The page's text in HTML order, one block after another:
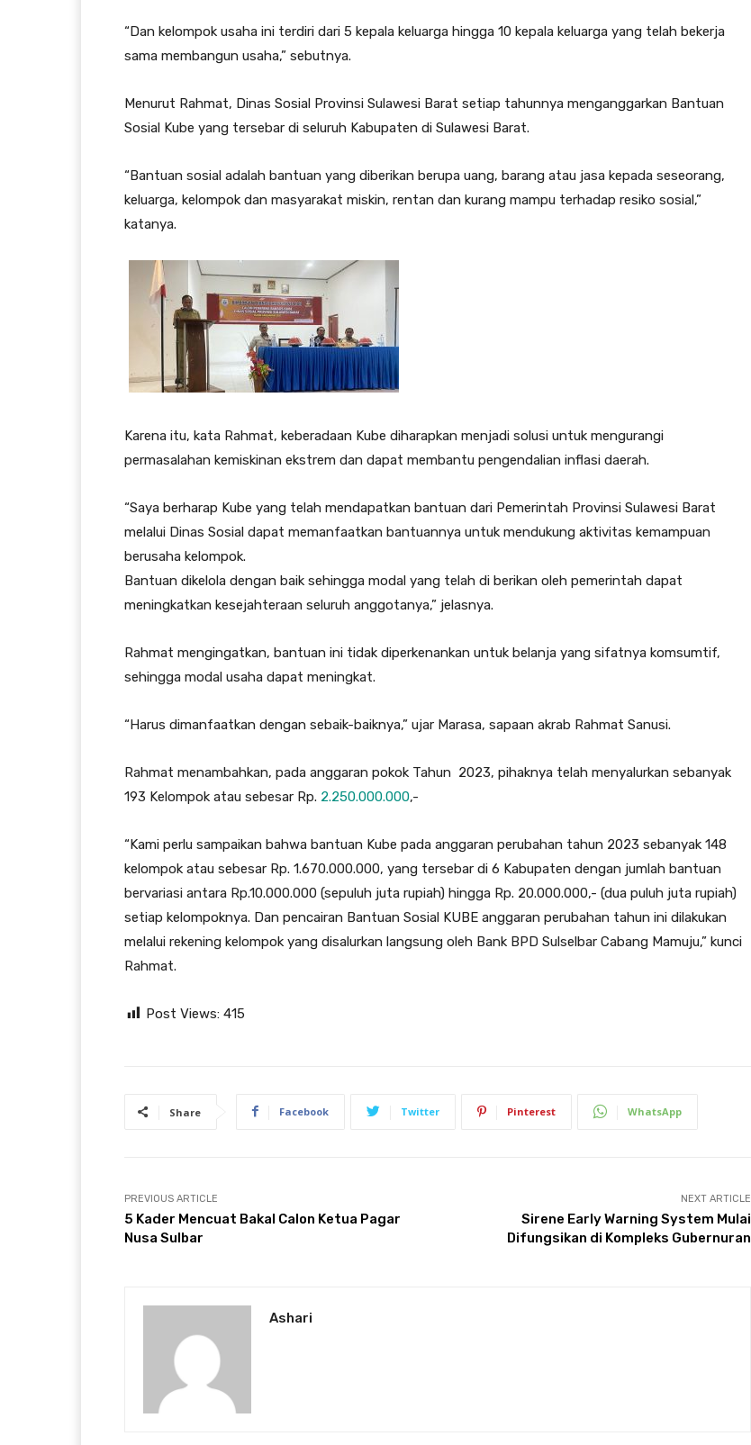
“Dan kelompok usaha ini terdiri dari 5 kepala keluarga hingga 10 kepala keluarga yang telah bekerja
sama membangun usaha,” sebutnya.
Menurut Rahmat, Dinas Sosial Provinsi Sulawesi Barat setiap tahunnya menganggarkan Bantuan
Sosial Kube yang tersebar di seluruh Kabupaten di Sulawesi Barat.
“Bantuan sosial adalah bantuan yang diberikan berupa uang, barang atau jasa kepada seseorang,
keluarga, kelompok dan masyarakat miskin, rentan dan kurang mampu terhadap resiko sosial,”
katanya.
Karena itu, kata Rahmat, keberadaan Kube diharapkan menjadi solusi untuk mengurangi
permasalahan kemiskinan ekstrem dan dapat membantu pengendalian inflasi daerah.
“Saya berharap Kube yang telah mendapatkan bantuan dari Pemerintah Provinsi Sulawesi Barat
melalui Dinas Sosial dapat memanfaatkan bantuannya untuk mendukung aktivitas kemampuan
berusaha kelompok.
Bantuan dikelola dengan baik sehingga modal yang telah di berikan oleh pemerintah dapat
meningkatkan kesejahteraan seluruh anggotanya,” jelasnya.
Rahmat mengingatkan, bantuan ini tidak diperkenankan untuk belanja yang sifatnya komsumtif,
sehingga modal usaha dapat meningkat.
“Harus dimanfaatkan dengan sebaik-baiknya,” ujar Marasa, sapaan akrab Rahmat Sanusi.
Rahmat menambahkan, pada anggaran pokok Tahun 2023, pihaknya telah menyalurkan sebanyak
193 Kelompok atau sebesar Rp. 2.250.000.000,-
“Kami perlu sampaikan bahwa bantuan Kube pada anggaran perubahan tahun 2023 sebanyak 148
kelompok atau sebesar Rp. 1.670.000.000, yang tersebar di 6 Kabupaten dengan jumlah bantuan
bervariasi antara Rp.10.000.000 (sepuluh juta rupiah) hingga Rp. 20.000.000,- (dua puluh juta rupiah)
setiap kelompoknya. Dan pencairan Bantuan Sosial KUBE anggaran perubahan tahun ini dilakukan
melalui rekening kelompok yang disalurkan langsung oleh Bank BPD Sulselbar Cabang Mamuju,” kunci
Rahmat.
Post Views: 415
Share Facebook Twitter Pinterest WhatsApp
PREVIOUS ARTICLE
5 Kader Mencuat Bakal Calon Ketua Pagar
Nusa Sulbar
NEXT ARTICLE
Sirene Early Warning System Mulai
Difungsikan di Kompleks Gubernuran
Ashari